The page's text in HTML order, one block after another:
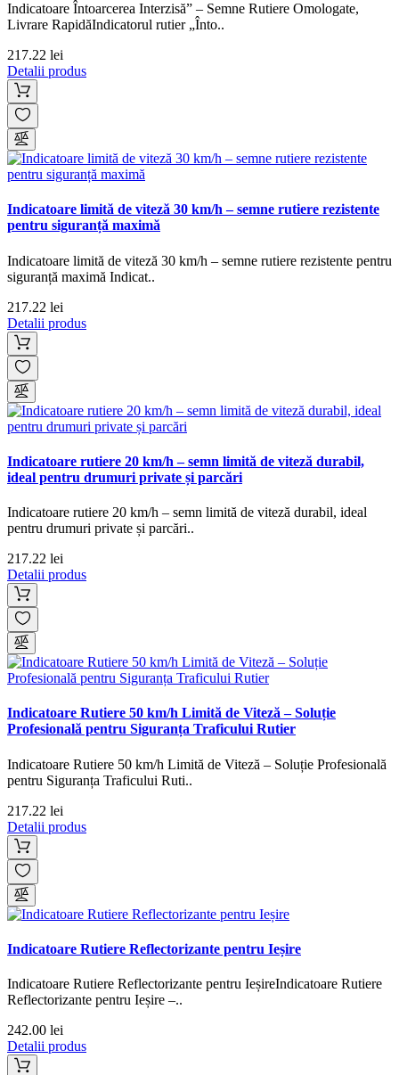
Indicatoare Întoarcerea Interzisă” – Semne Rutiere Omologate,
Livrare RapidăIndicatorul rutier „Înto..
217.22 lei
Detalii produs
Indicatoare limită de viteză 30 km/h – semne rutiere rezistente
pentru siguranță maximă
Indicatoare limită de viteză 30 km/h – semne rutiere rezistente pentru
siguranță maximă Indicat..
217.22 lei
Detalii produs
Indicatoare rutiere 20 km/h – semn limită de viteză durabil,
ideal pentru drumuri private și parcări
Indicatoare rutiere 20 km/h – semn limită de viteză durabil, ideal
pentru drumuri private și parcări..
217.22 lei
Detalii produs
Indicatoare Rutiere 50 km/h Limită de Viteză – Soluție
Profesională pentru Siguranța Traficului Rutier
Indicatoare Rutiere 50 km/h Limită de Viteză – Soluție Profesională
pentru Siguranța Traficului Ruti..
217.22 lei
Detalii produs
Indicatoare Rutiere Reflectorizante pentru Ieșire
Indicatoare Rutiere Reflectorizante pentru IeșireIndicatoare Rutiere
Reflectorizante pentru Ieșire –..
242.00 lei
Detalii produs